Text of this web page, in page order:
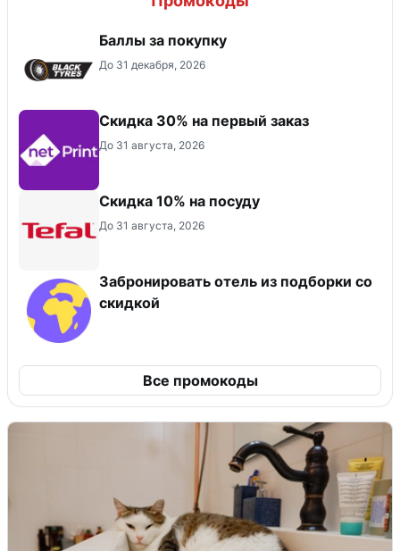
Баллы за покупку
До 31 декабря, 2026
Скидка 30% на первый заказ
До 31 августа, 2026
Скидка 10% на посуду
До 31 августа, 2026
Забронировать отель из подборки со
скидкой
Все промокоды